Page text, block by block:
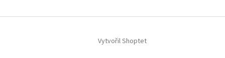
Vytvořil Shoptet